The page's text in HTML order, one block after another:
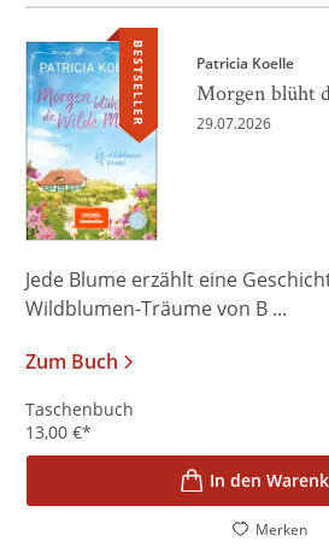
BESTSELLER Patricia Koelle
Morgen blüht
29.07.2026
Jede Blume erzählt eine
Wildblumen-Träume von B ...
Zum Buch
Taschenbuch
13,00 €*
In den
Merken